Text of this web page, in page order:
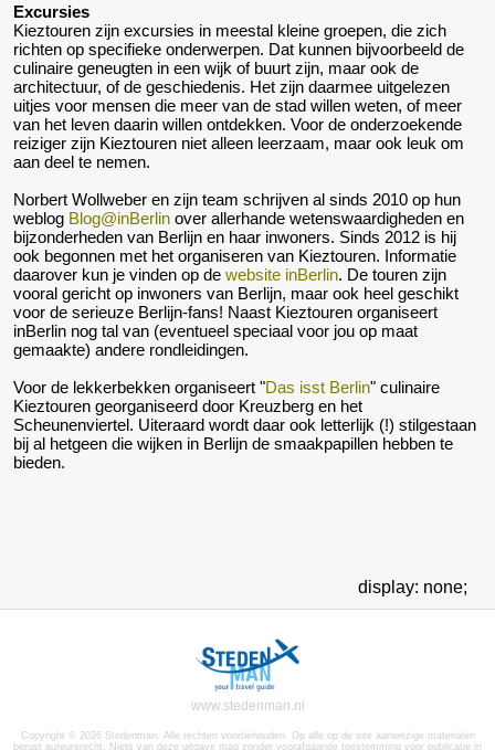
Excursies
Kieztouren zijn excursies in meestal kleine groepen, die zich
richten op specifieke onderwerpen. Dat kunnen bijvoorbeeld de
culinaire geneugten in een wijk of buurt zijn, maar ook de
architectuur, of de geschiedenis. Het zijn daarmee uitgelezen
uitjes voor mensen die meer van de stad willen weten, of meer
van het leven daarin willen ontdekken. Voor de onderzoekende
reiziger zijn Kieztouren niet alleen leerzaam, maar ook leuk om
aan deel te nemen.
Norbert Wollweber en zijn team schrijven al sinds 2010 op hun
weblog Blog@inBerlin over allerhande wetenswaardigheden en
bijzonderheden van Berlijn en haar inwoners. Sinds 2012 is hij
ook begonnen met het organiseren van Kieztouren. Informatie
daarover kun je vinden op de website inBerlin. De touren zijn
vooral gericht op inwoners van Berlijn, maar ook heel geschikt
voor de serieuze Berlijn-fans! Naast Kieztouren organiseert
inBerlin nog tal van (eventueel speciaal voor jou op maat
gemaakte) andere rondleidingen.
Voor de lekkerbekken organiseert "Das isst Berlin" culinaire
Kieztouren georganiseerd door Kreuzberg en het
Scheunenviertel. Uiteraard wordt daar ook letterlijk (!) stilgestaan
bij al hetgeen die wijken in Berlijn de smaakpapillen hebben te
bieden.
display: none;
www.stedenman.nl
Copyright © 2026 Stedenman. Alle rechten voorbehouden. Op alle op de site aanwezige materialen
berust auteursrecht. Niets van deze uitgave mag zonder voorafgaande toestemming voor publicatie in